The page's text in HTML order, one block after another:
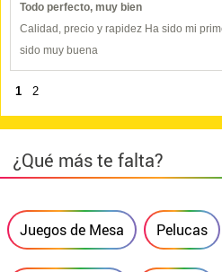
Todo perfecto, muy bien
Calidad, precio y rapidez Ha sido mi
sido muy buena
1 2
¿Qué más te falta?
Juegos de Mesa Pelucas